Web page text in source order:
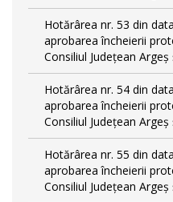
Hotărârea nr. 53 din
aprobarea încheierii
Consiliul Județean
Hotărârea nr. 54 din
aprobarea încheierii
Consiliul Județean
Hotărârea nr. 55 din
aprobarea încheierii
Consiliul Județean